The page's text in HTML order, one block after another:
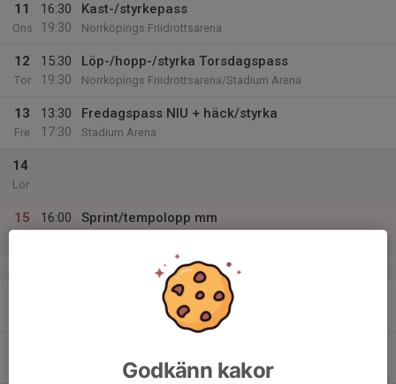
11
Ons
16:30
19:30
Kast-/styrkepass
Norrköpings Friidrottsarena
12
Tor
15:30
19:30
Löp-/hopp-/styrka Torsdagspass
Norrköpings Friidrottsarena/Stadium Arena
13
Fre
13:30
17:30
Fredagspass NIU + häck/styrka
Stadium Arena
14
Lör
15
16:00
Sprint/tempolopp mm
v.12
Löp-/hopp-/styrka Måndagspass
Norrköpings Friidrottsarena
Stadium Arena/Norrköpings Friidrottsarena
Godkänn kakor